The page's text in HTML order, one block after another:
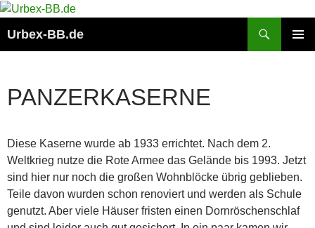
Urbex-BB.de
PANZERKASERNE
Diese Kaserne wurde ab 1933 errichtet. Nach dem 2.
Weltkrieg nutze die Rote Armee das Gelände bis 1993. Jetzt
sind hier nur noch die großen Wohnblöcke übrig geblieben.
Teile davon wurden schon renoviert und werden als Schule
genutzt. Aber viele Häuser fristen einen Dornröschenschlaf